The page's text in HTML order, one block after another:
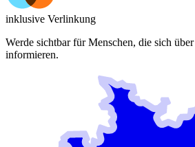
inklusive Verlinkung
Werde sichtbar für Menschen, die sich über
informieren.